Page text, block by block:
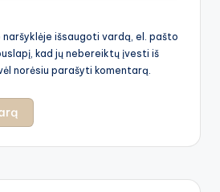
išsaugoti vardą, el. pašto
kad jų nebereiktų įvesti iš
norėsiu parašyti komentarą.